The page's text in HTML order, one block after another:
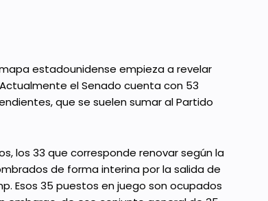
estadounidense empieza a revelar
el Senado cuenta con 53
que se suelen sumar al Partido
los 33 que corresponde renovar según la
de forma interina por la salida de
Esos 35 puestos en juego son ocupados